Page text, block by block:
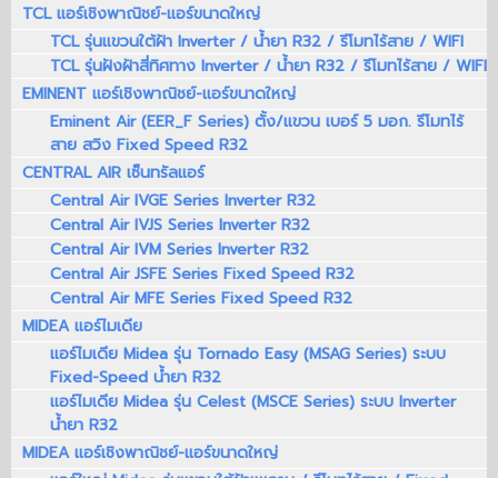
TCL แอร์เชิงพาณิชย์-แอร์ขนาดใหญ่
TCL รุ่นแขวนใต้ฝ้า Inverter / น้ำยา R32 / รีโมทไร้สาย / WIFI
TCL รุ่นฝังฝ้าสี่ทิศทาง Inverter / น้ำยา R32 / รีโมทไร้สาย / WIFI
EMINENT แอร์เชิงพาณิชย์-แอร์ขนาดใหญ่
Eminent Air (EER_F Series) ตั้ง/แขวน เบอร์ 5 มอก. รีโมทไร้
สาย สวิง Fixed Speed R32
CENTRAL AIR เซ็นทรัลแอร์
Central Air IVGE Series Inverter R32
Central Air IVJS Series Inverter R32
Central Air IVM Series Inverter R32
Central Air JSFE Series Fixed Speed R32
Central Air MFE Series Fixed Speed R32
MIDEA แอร์ไมเดีย
แอร์ไมเดีย Midea รุ่น Tornado Easy (MSAG Series) ระบบ
Fixed-Speed น้ำยา R32
แอร์ไมเดีย Midea รุ่น Celest (MSCE Series) ระบบ Inverter
น้ำยา R32
MIDEA แอร์เชิงพาณิชย์-แอร์ขนาดใหญ่